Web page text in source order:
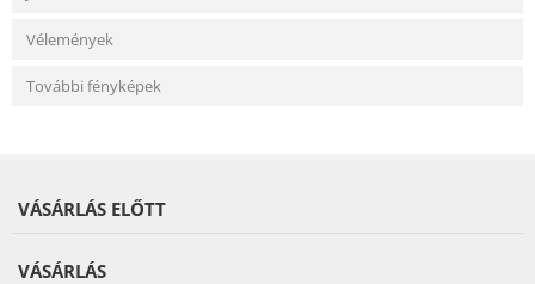
Vélemények
További fényképek
VÁSÁRLÁS ELŐTT
VÁSÁRLÁS